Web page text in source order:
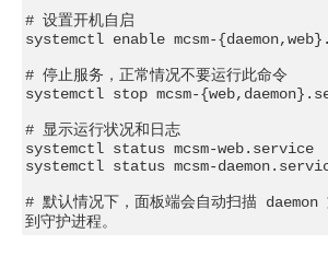
# 设置开机自启
systemctl enable mcsm-
# 停止服务，正常情况不要运行此命令
systemctl stop mcsm-
# 显示运行状况和日志
systemctl status mcsm-web.service
systemctl status mcsm-
# 默认情况下，面板端会自动扫描 daemon